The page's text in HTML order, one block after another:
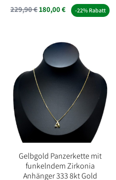
229,90€Ursprünglicher
229,90 €
180,00€Aktueller
180,00 €.
-22% Rabatt
Gelbgold Panzerkette mit
funkelndem Zirkonia
Anhänger 333 8kt Gold